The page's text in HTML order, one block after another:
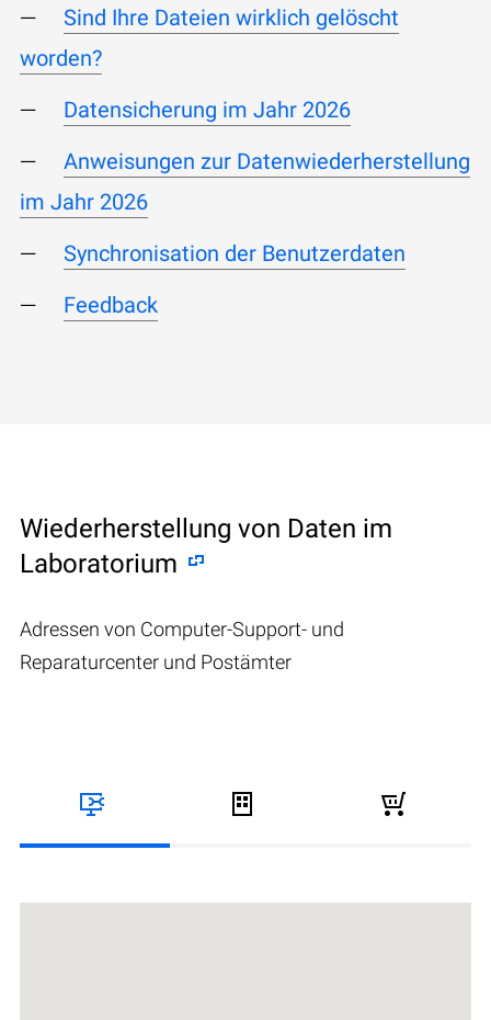
Sind Ihre Dateien wirklich gelöscht
worden?
Datensicherung im Jahr 2026
Anweisungen zur Datenwiederherstellung
im Jahr 2026
Synchronisation der Benutzerdaten
Feedback
Wiederherstellung von Daten im
Laboratorium
Adressen von Computer-Support- und
Reparaturcenter und Postämter